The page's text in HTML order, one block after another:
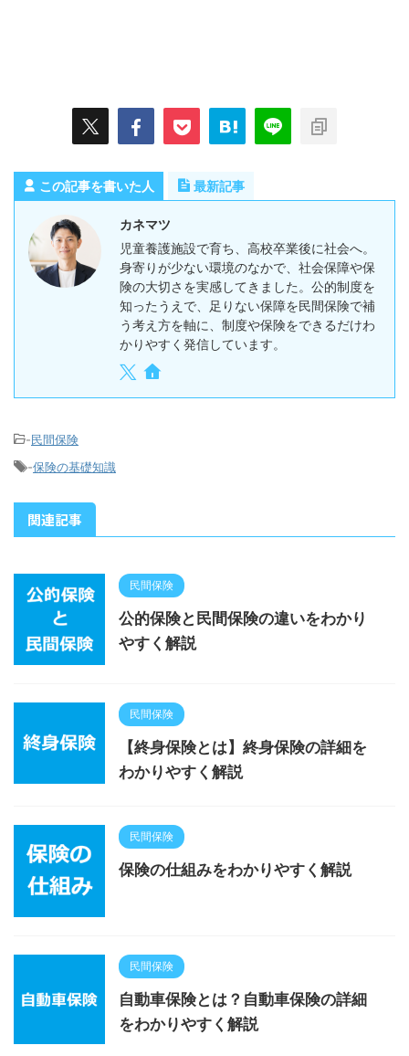
この記事を書いた人 最新記事
カネマツ
児童養護施設で育ち、高校卒業後に社会へ。
身寄りが少ない環境のなかで、社会保障や保
険の大切さを実感してきました。公的制度を
知ったうえで、足りない保障を民間保険で補
う考え方を軸に、制度や保険をできるだけわ
かりやすく発信しています。
-民間保険
-保険の基礎知識
関連記事
民間保険
公的保険と民間保険の違いをわかり
やすく解説
民間保険
【終身保険とは】終身保険の詳細を
わかりやすく解説
民間保険
保険の仕組みをわかりやすく解説
民間保険
自動車保険とは？自動車保険の詳細
をわかりやすく解説